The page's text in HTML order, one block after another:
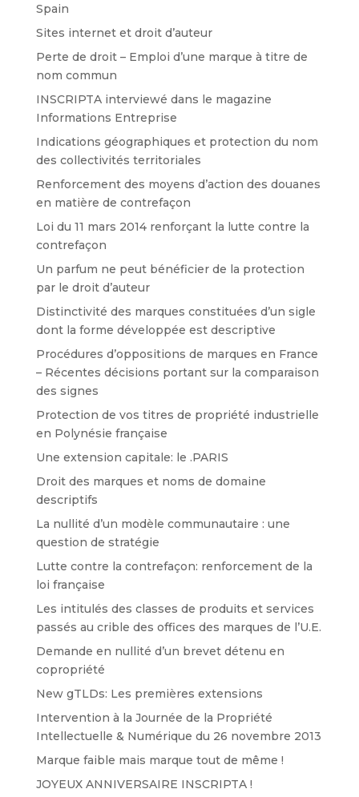
Spain
Sites internet et droit d’auteur
Perte de droit – Emploi d’une marque à titre de
nom commun
INSCRIPTA interviewé dans le magazine
Informations Entreprise
Indications géographiques et protection du nom
des collectivités territoriales
Renforcement des moyens d’action des douanes
en matière de contrefaçon
Loi du 11 mars 2014 renforçant la lutte contre la
contrefaçon
Un parfum ne peut bénéficier de la protection
par le droit d’auteur
Distinctivité des marques constituées d’un sigle
dont la forme développée est descriptive
Procédures d’oppositions de marques en France
– Récentes décisions portant sur la comparaison
des signes
Protection de vos titres de propriété industrielle
en Polynésie française
Une extension capitale: le .PARIS
Droit des marques et noms de domaine
descriptifs
La nullité d’un modèle communautaire : une
question de stratégie
Lutte contre la contrefaçon: renforcement de la
loi française
Les intitulés des classes de produits et services
passés au crible des offices des marques de l’U.E.
Demande en nullité d’un brevet détenu en
copropriété
New gTLDs: Les premières extensions
Intervention à la Journée de la Propriété
Intellectuelle & Numérique du 26 novembre 2013
Marque faible mais marque tout de même !
JOYEUX ANNIVERSAIRE INSCRIPTA !